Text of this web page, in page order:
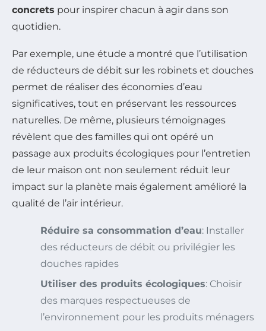
concrets pour inspirer chacun à agir dans son
quotidien.
Par exemple, une étude a montré que l’utilisation
de réducteurs de débit sur les robinets et douches
permet de réaliser des économies d’eau
significatives, tout en préservant les ressources
naturelles. De même, plusieurs témoignages
révèlent que des familles qui ont opéré un
passage aux produits écologiques pour l’entretien
de leur maison ont non seulement réduit leur
impact sur la planète mais également amélioré la
qualité de l’air intérieur.
Réduire sa consommation d’eau: Installer
des réducteurs de débit ou privilégier les
douches rapides
Utiliser des produits écologiques: Choisir
des marques respectueuses de
l’environnement pour les produits ménagers